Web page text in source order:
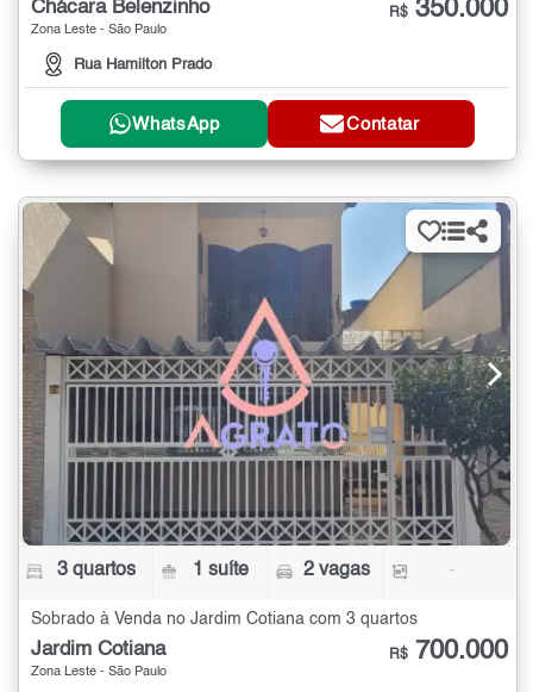
Chácara Belenzinho
Zona Leste - São Paulo
Rua Hamilton Prado
R$ 350.000
WhatsApp Contatar
3 quartos 1 suíte 2 vagas -
Sobrado à Venda no Jardim Cotiana com 3 quartos
Jardim Cotiana
Zona Leste - São Paulo
R$ 700.000